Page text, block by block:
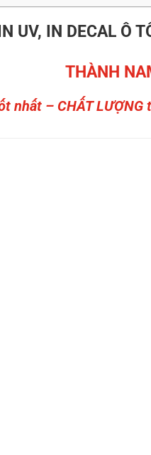
IN UV, IN DECAL Ô
THÀNH
nhất – CHẤT